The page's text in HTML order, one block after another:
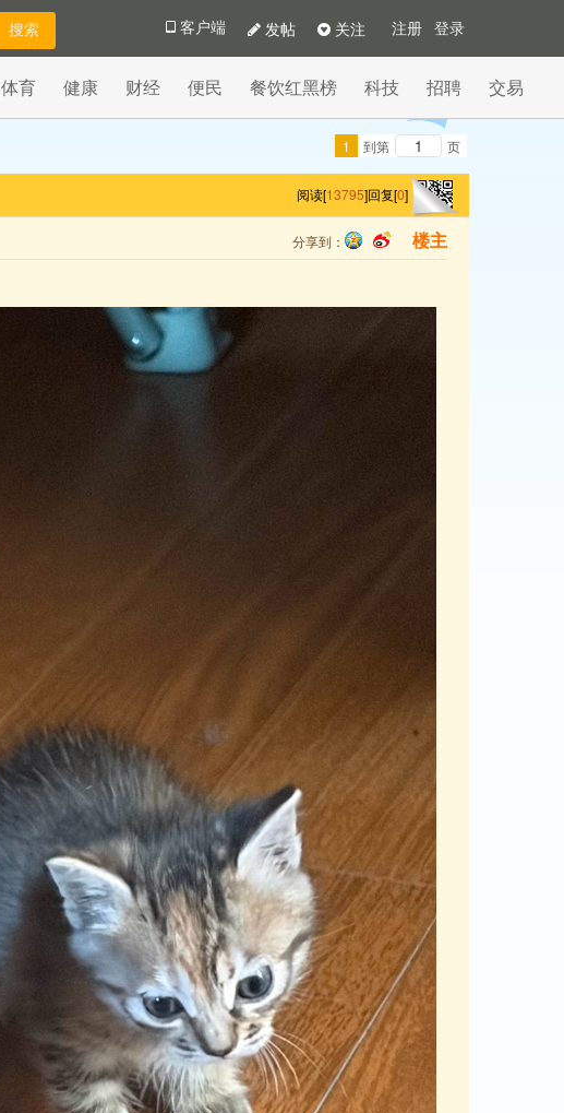
注册 登录
关注
发帖
客户端
体育 健康 财经 便民 餐饮红黑榜 科技 招聘 交易
1 到第 页
阅读[13795]回复[0]
楼主
分享到：
qq
sina